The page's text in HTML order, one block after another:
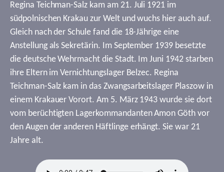
Regina Teichman-Salz kam am 21. Juli 1921 im
südpolnischen Krakau zur Welt und wuchs hier auch auf.
Gleich nach der Schule fand die 18-Jährige eine
Anstellung als Sekretärin. Im September 1939 besetzte
die deutsche Wehrmacht die Stadt. Im Juni 1942 starben
ihre Eltern im Vernichtungslager Belzec. Regina
Teichman-Salz kam in das Zwangsarbeitslager Plaszow in
einem Krakauer Vorort. Am 5. März 1943 wurde sie dort
vom berüchtigten Lagerkommandanten Amon Göth vor
den Augen der anderen Häftlinge erhängt. Sie war 21
Jahre alt.